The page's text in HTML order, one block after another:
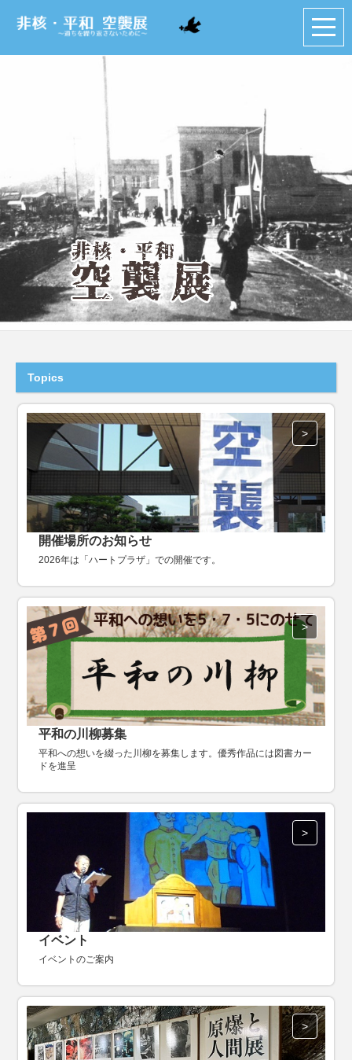
Topics
開催場所のお知らせ
2026年は「ハートプラザ」での開催です。
平和の川柳募集
平和への想いを綴った川柳を募集します。優秀作品には図書カー
ドを進呈
イベント
イベントのご案内